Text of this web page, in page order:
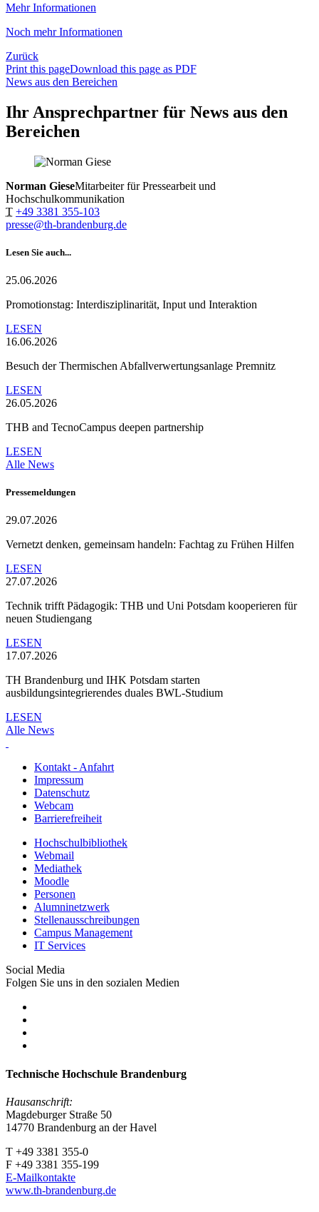
Mehr Informationen
Noch mehr Informationen
Zurück
Print this pageDownload this page as PDF
News aus den Bereichen
Ihr Ansprechpartner für News aus den
Bereichen
Norman GieseMitarbeiter für Pressearbeit und
Hochschulkommunikation
T +49 3381 355-103
presse@th-brandenburg.de
Lesen Sie auch...
25.06.2026
Promotionstag: Interdisziplinarität, Input und Interaktion
LESEN
16.06.2026
Besuch der Thermischen Abfallverwertungsanlage Premnitz
LESEN
26.05.2026
THB and TecnoCampus deepen partnership
LESEN
Alle News
Pressemeldungen
29.07.2026
Vernetzt denken, gemeinsam handeln: Fachtag zu Frühen Hilfen
LESEN
27.07.2026
Technik trifft Pädagogik: THB und Uni Potsdam kooperieren für
neuen Studiengang
LESEN
17.07.2026
TH Brandenburg und IHK Potsdam starten
ausbildungsintegrierendes duales BWL-Studium
LESEN
Alle News
Kontakt - Anfahrt
Impressum
Datenschutz
Webcam
Barrierefreiheit
Hochschulbibliothek
Webmail
Mediathek
Moodle
Personen
Alumninetzwerk
Stellenausschreibungen
Campus Management
IT Services
Social Media
Folgen Sie uns in den sozialen Medien
Technische Hochschule Brandenburg
Hausanschrift:
Magdeburger Straße 50
14770 Brandenburg an der Havel
T +49 3381 355-0
F +49 3381 355-199
E-Mailkontakte
www.th-brandenburg.de